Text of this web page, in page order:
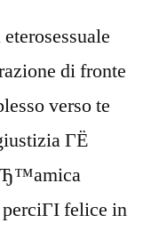
di fronte
verso te
ГЁ
felice in